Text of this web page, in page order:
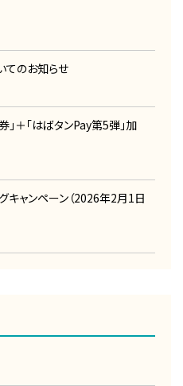
てのお知らせ
」＋「はばタンPay第5弾」加
キャンペーン（2026年2月1日